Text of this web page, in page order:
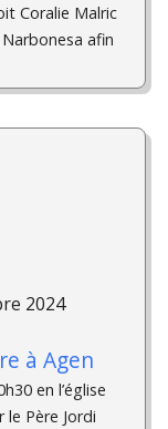
Coralie Malric
afin
2024
à Agen
en l’église
Père Jordi